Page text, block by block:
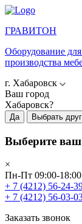
ГРАВИТОН
Оборудование
производства
г. Хабаровск
Ваш город
Хабаровск?
Да Выбрать
Выберите ваш
×
Пн-Пт 09:00-18:00
+ 7 (4212) 56-24-
+ 7 (4212) 56-03-
Заказать звонок